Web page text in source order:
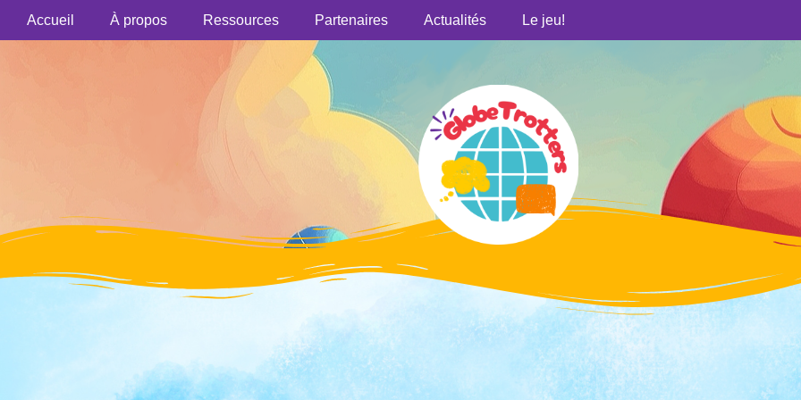
Accueil À propos Ressources Partenaires Actualités Le jeu!